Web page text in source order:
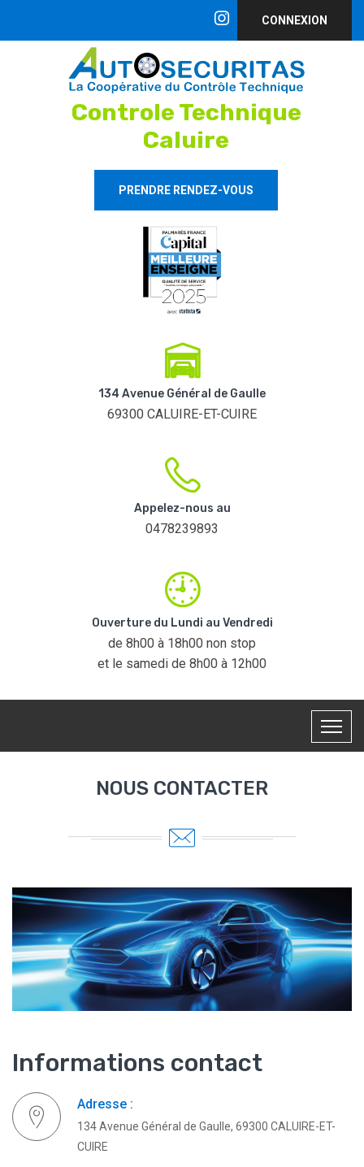
CONNEXION
Controle Technique
Caluire
PRENDRE RENDEZ-VOUS
134 Avenue Général de Gaulle
69300 CALUIRE-ET-CUIRE
Appelez-nous au
0478239893
Ouverture du Lundi au Vendredi
de 8h00 à 18h00 non stop
et le samedi de 8h00 à 12h00
NOUS CONTACTER
Informations contact
Adresse :
134 Avenue Général de Gaulle, 69300 CALUIRE-ET-
CUIRE